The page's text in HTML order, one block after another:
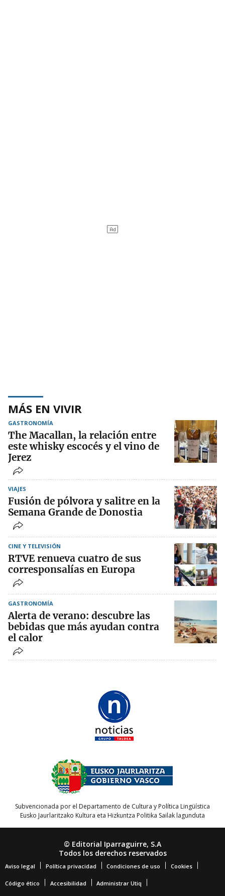
MÁS EN VIVIR
GASTRONOMÍA
The Macallan, la relación entre
este whisky escocés y el vino de
Jerez
VIAJES
Fusión de pólvora y salitre en la
Semana Grande de Donostia
CINE Y TELEVISIÓN
RTVE renueva cuatro de sus
corresponsalías en Europa
GASTRONOMÍA
Alerta de verano: descubre las
bebidas que más ayudan contra
el calor
Subvencionada por el Departamento de Cultura y Política Lingüística
Eusko Jaurlaritzako Kultura eta Hizkuntza Politika Sailak lagunduta
© Editorial Iparraguirre, S.A
Todos los derechos reservados
Aviso legal Política privacidad Condiciones de uso Cookies
Código ético Accesibilidad Administrar Utiq